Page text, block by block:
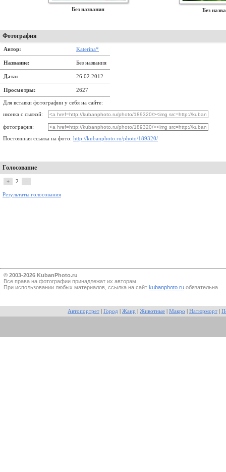
Без названия Без
Фотография
Автор: Katerina*
Название: Без названия
Дата: 26.02.2012
Просмотры: 2627
Для вставки фотографии у себя на сайте:
иконка с сылкой:
фотография:
Постоянная ссылка на фото: http://kubanphoto.ru/photo/189320/
Голосование
+ 2 –
Результаты голосования
© 2003-2026 KubanPhoto.ru
Все прaва на фотографии принадлежат их авторам.
При использовании любых материалов, ссылка на сайт kubanphoto.ru обязательна.
Автопортрет Город Жанр Животные Макро Натюрморт